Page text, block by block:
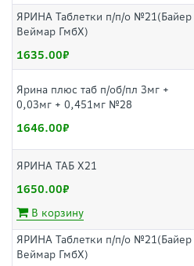
ЯРИНА Таблетки п/п/о №21(Байер
Веймар ГмбХ)
1635.00
Ярина плюс таб п/об/пл 3мг +
0,03мг + 0,451мг №28
1646.00
ЯРИНА ТАБ Х21
1650.00
В корзину
ЯРИНА Таблетки п/п/о №21(Байер
Веймар ГмбХ)